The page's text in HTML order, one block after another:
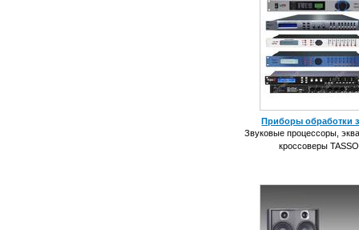
Приборы обработки
Звуковые процессоры,
кроссоверы